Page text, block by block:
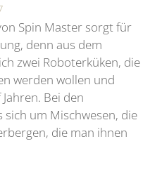
Spin Master sorgt für
denn aus dem
zwei Roboterküken, die
werden wollen und
Bei den
um Mischwesen, die
die man ihnen